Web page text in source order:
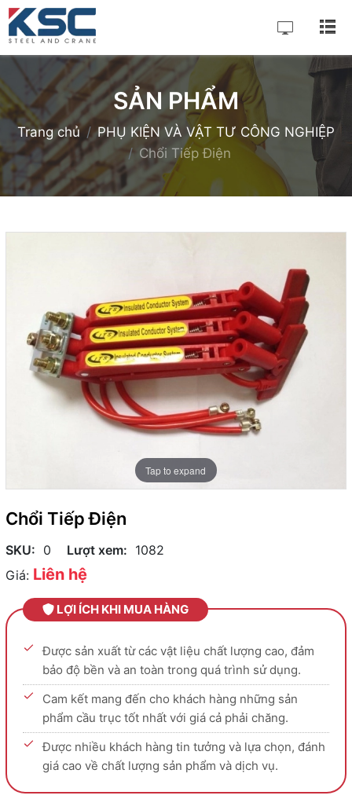
SẢN PHẨM
Trang chủ
PHỤ KIỆN VÀ VẬT TƯ CÔNG NGHIỆP
Chổi Tiếp Điện
Tap to expand
Chổi Tiếp Điện
SKU: 0 Lượt xem: 1082
Giá: Liên hệ
LỢI ÍCH KHI MUA HÀNG
Được sản xuất từ các vật liệu chất lượng cao, đảm
bảo độ bền và an toàn trong quá trình sử dụng.
Cam kết mang đến cho khách hàng những sản
phẩm cầu trục tốt nhất với giá cả phải chăng.
Được nhiều khách hàng tin tưởng và lựa chọn, đánh
giá cao về chất lượng sản phẩm và dịch vụ.